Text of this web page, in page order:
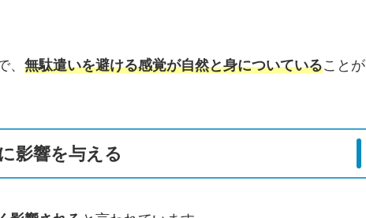
、 無駄遣いを避ける感覚が自然と身についていることが
影響を与える